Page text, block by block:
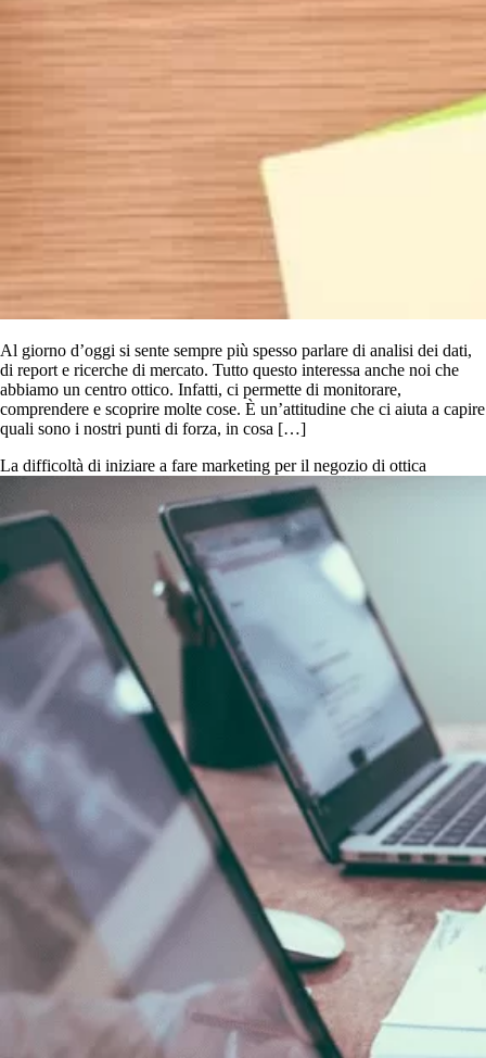
Al giorno d’oggi si sente sempre più spesso parlare di analisi dei dati,
di report e ricerche di mercato. Tutto questo interessa anche noi che
abbiamo un centro ottico. Infatti, ci permette di monitorare,
comprendere e scoprire molte cose. È un’attitudine che ci aiuta a capire
quali sono i nostri punti di forza, in cosa […]
La difficoltà di iniziare a fare marketing per il negozio di ottica